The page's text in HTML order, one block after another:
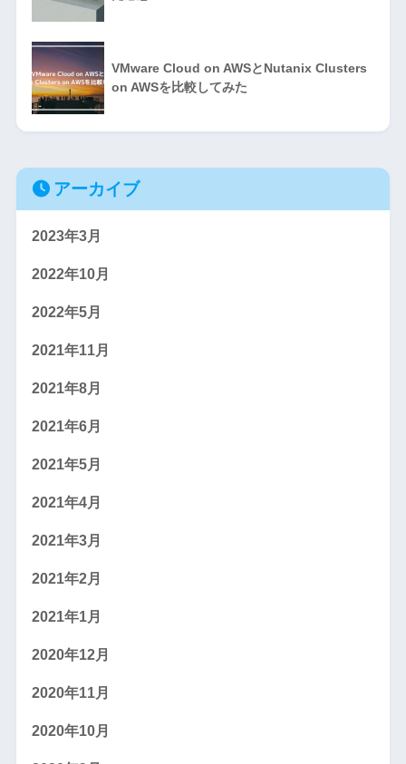
VMware Cloud on AWSとNutanix Clusters
on AWSを比較してみた
アーカイブ
2023年3月
2022年10月
2022年5月
2021年11月
2021年8月
2021年6月
2021年5月
2021年4月
2021年3月
2021年2月
2021年1月
2020年12月
2020年11月
2020年10月